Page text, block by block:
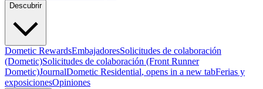
Descubrir
Dometic RewardsEmbajadoresSolicitudes de colaboración
(Dometic)Solicitudes de colaboración (Front Runner
Dometic)JournalDometic Residential, opens in a new tabFerias y
exposicionesOpiniones